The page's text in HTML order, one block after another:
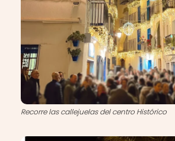
Recorre las callejuelas del centro Histórico